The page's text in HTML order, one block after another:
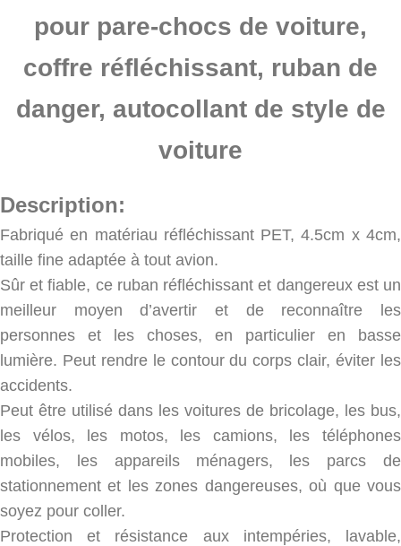
pour pare-chocs de voiture,
coffre réfléchissant, ruban de
danger, autocollant de style de
voiture
Description:
Fabriqué en matériau réfléchissant PET, 4.5cm x 4cm,
taille fine adaptée à tout avion.
Sûr et fiable, ce ruban réfléchissant et dangereux est un
meilleur moyen d’avertir et de reconnaître les
personnes et les choses, en particulier en basse
lumière. Peut rendre le contour du corps clair, éviter les
accidents.
Peut être utilisé dans les voitures de bricolage, les bus,
les vélos, les motos, les camions, les téléphones
mobiles, les appareils ménagers, les parcs de
stationnement et les zones dangereuses, où que vous
soyez pour coller.
Protection et résistance aux intempéries, lavable,